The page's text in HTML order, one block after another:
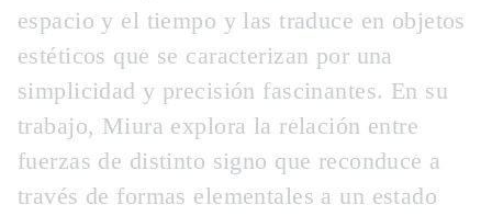
espacio y el tiempo y las traduce en objetos
estéticos que se caracterizan por una
simplicidad y precisión fascinantes. En su
trabajo, Miura explora la relación entre
fuerzas de distinto signo que reconduce a
través de formas elementales a un estado